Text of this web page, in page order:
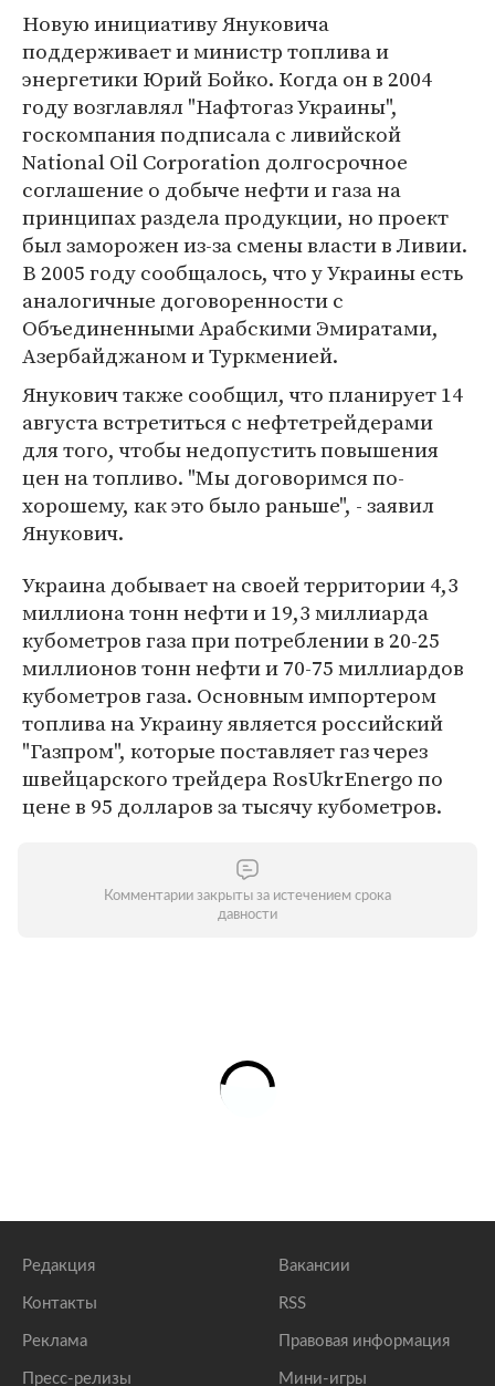
Новую инициативу Януковича
поддерживает и министр топлива и
энергетики Юрий Бойко. Когда он в 2004
году возглавлял "Нафтогаз Украины",
госкомпания подписала с ливийской
National Oil Corporation долгосрочное
соглашение о добыче нефти и газа на
принципах раздела продукции, но проект
был заморожен из-за смены власти в Ливии.
В 2005 году сообщалось, что у Украины есть
аналогичные договоренности с
Объединенными Арабскими Эмиратами,
Азербайджаном и Туркменией.
Янукович также сообщил, что планирует 14
августа встретиться с нефтетрейдерами
для того, чтобы недопустить повышения
цен на топливо. "Мы договоримся по-
хорошему, как это было раньше", - заявил
Янукович.
Украина добывает на своей территории 4,3
миллиона тонн нефти и 19,3 миллиарда
кубометров газа при потреблении в 20-25
миллионов тонн нефти и 70-75 миллиардов
кубометров газа. Основным импортером
топлива на Украину является российский
"Газпром", которые поставляет газ через
швейцарского трейдера RosUkrEnergo по
цене в 95 долларов за тысячу кубометров.
Комментарии закрыты за истечением срока
давности
Редакция
Контакты
Реклама
Пресс-релизы
Вакансии
RSS
Правовая информация
Мини-игры